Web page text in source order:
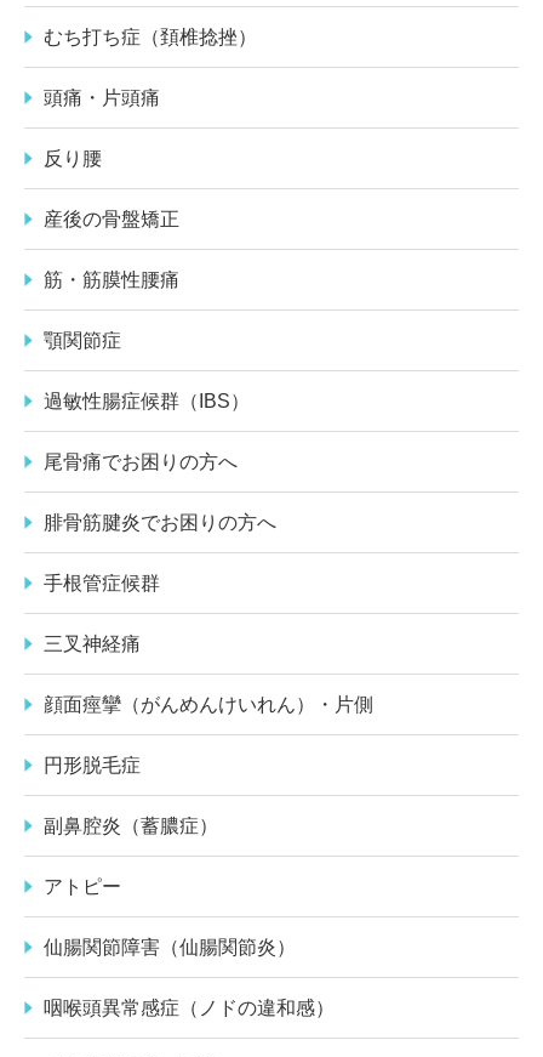
むち打ち症（頚椎捻挫）
頭痛・片頭痛
反り腰
産後の骨盤矯正
筋・筋膜性腰痛
顎関節症
過敏性腸症候群（IBS）
尾骨痛でお困りの方へ
腓骨筋腱炎でお困りの方へ
手根管症候群
三叉神経痛
顔面痙攣（がんめんけいれん）・片側
円形脱毛症
副鼻腔炎（蓄膿症）
アトピー
仙腸関節障害（仙腸関節炎）
咽喉頭異常感症（ノドの違和感）